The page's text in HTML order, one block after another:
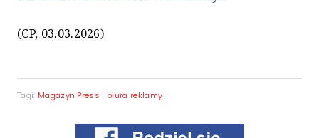
(CP, 03.03.2026)
Tagi: Magazyn Press | biura reklamy